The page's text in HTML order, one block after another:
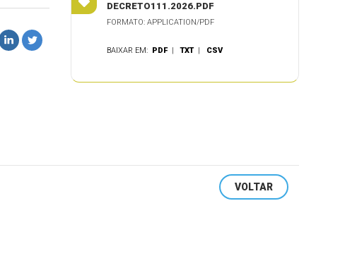
DECRETO111.2026.PDF
FORMATO: APPLICATION/PDF
BAIXAR EM: PDF |TXT | CSV
VOLTAR